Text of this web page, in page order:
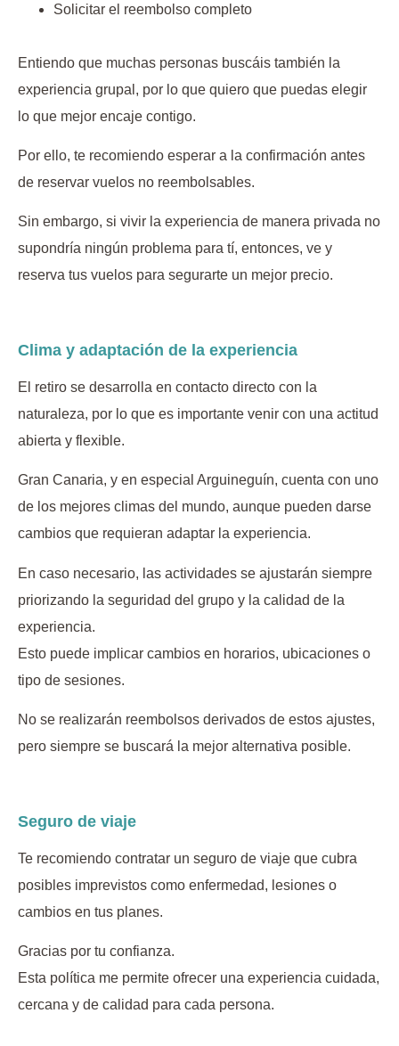
Solicitar el reembolso completo
Entiendo que muchas personas buscáis también la
experiencia grupal, por lo que quiero que puedas elegir
lo que mejor encaje contigo.
Por ello, te recomiendo esperar a la confirmación antes
de reservar vuelos no reembolsables.
Sin embargo, si vivir la experiencia de manera privada no
supondría ningún problema para tí, entonces, ve y
reserva tus vuelos para segurarte un mejor precio.
Clima y adaptación de la experiencia
El retiro se desarrolla en contacto directo con la
naturaleza, por lo que es importante venir con una actitud
abierta y flexible.
Gran Canaria, y en especial Arguineguín, cuenta con uno
de los mejores climas del mundo, aunque pueden darse
cambios que requieran adaptar la experiencia.
En caso necesario, las actividades se ajustarán siempre
priorizando la seguridad del grupo y la calidad de la
experiencia.
Esto puede implicar cambios en horarios, ubicaciones o
tipo de sesiones.
No se realizarán reembolsos derivados de estos ajustes,
pero siempre se buscará la mejor alternativa posible.
Seguro de viaje
Te recomiendo contratar un seguro de viaje que cubra
posibles imprevistos como enfermedad, lesiones o
cambios en tus planes.
Gracias por tu confianza.
Esta política me permite ofrecer una experiencia cuidada,
cercana y de calidad para cada persona.